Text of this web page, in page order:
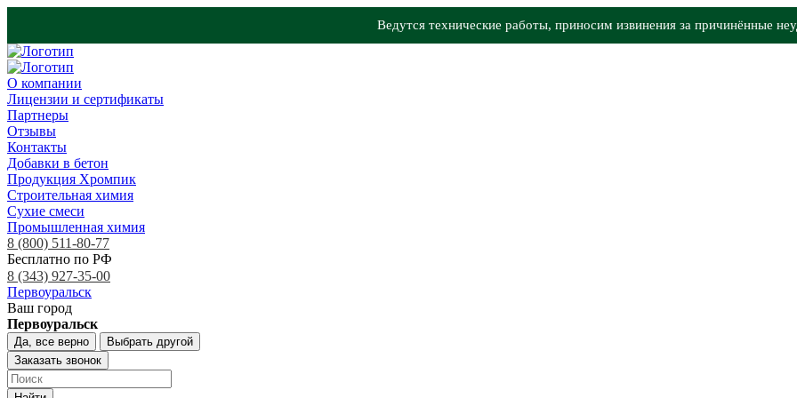
Ведутся технические работы, приносим извинения за причинённые
О компании
Лицензии и сертификаты
Партнеры
Отзывы
Контакты
Добавки в бетон
Продукция Хромпик
Строительная химия
Сухие смеси
Промышленная химия
8 (800) 511-80-77
Бесплатно по РФ
8 (343) 927-35-00
Первоуральск
Ваш город
Первоуральск
Да, все верно
Выбрать другой
Заказать звонок